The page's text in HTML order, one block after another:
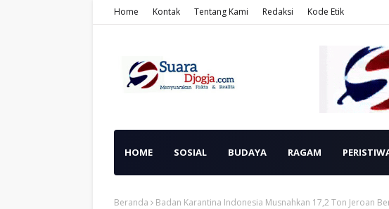
Home Kontak Tentang Kami Redaksi Kode Etik
HOME SOSIAL BUDAYA RAGAM
Beranda Badan Karantina Indonesia Musnahkan 17,2 Ton Jeroan